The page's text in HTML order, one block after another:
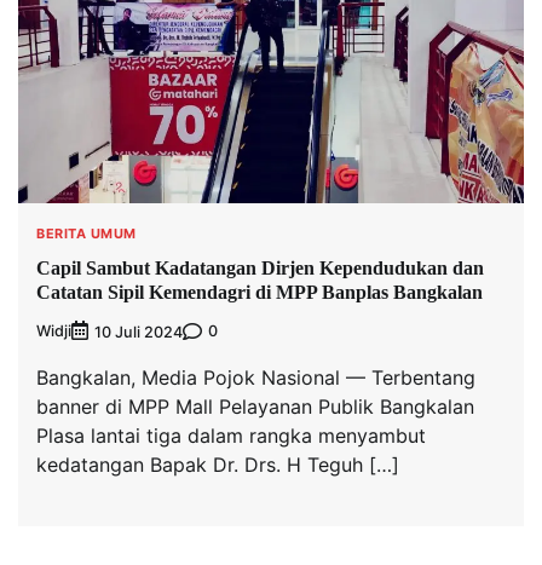
BERITA UMUM
Capil Sambut Kadatangan Dirjen Kependudukan dan
Catatan Sipil Kemendagri di MPP Banplas Bangkalan
Widji 10 Juli 2024 0
Bangkalan, Media Pojok Nasional — Terbentang
banner di MPP Mall Pelayanan Publik Bangkalan
Plasa lantai tiga dalam rangka menyambut
kedatangan Bapak Dr. Drs. H Teguh […]